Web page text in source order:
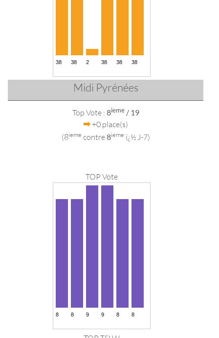
Midi Pyrénées
Top Vote : 8ieme/ 19
+0 place(s)
(8ieme contre8ieme ï¿½ J-7)
TOP Vote